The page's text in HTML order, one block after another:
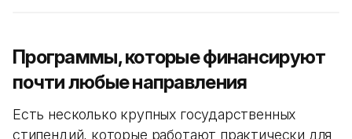
Программы, которые финансируют
почти любые направления
Есть несколько крупных государственных
стипендий, которые работают практически для